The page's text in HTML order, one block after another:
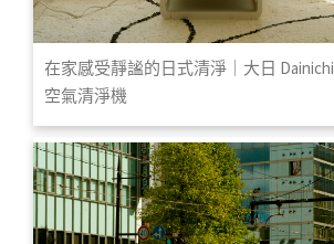
在家感受靜謐的日式清淨｜大日
空氣清淨機